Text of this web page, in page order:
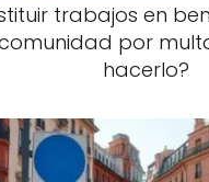
trabajos en
por
hacerlo?